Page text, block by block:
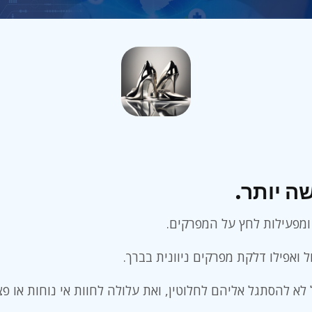
יותר.
לחץ על המפרקים.
ואפילו דלקת מפרקים ניוונית בברך.
להסתגל אליהם לחלוטין, ואת עלולה לחוות אי נוחות או